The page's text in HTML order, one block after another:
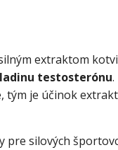
extraktom
testosterónu
tým je účinok
pre silových